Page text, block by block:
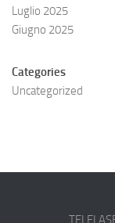
Luglio 2025
Giugno 2025
Categories
Uncategorized